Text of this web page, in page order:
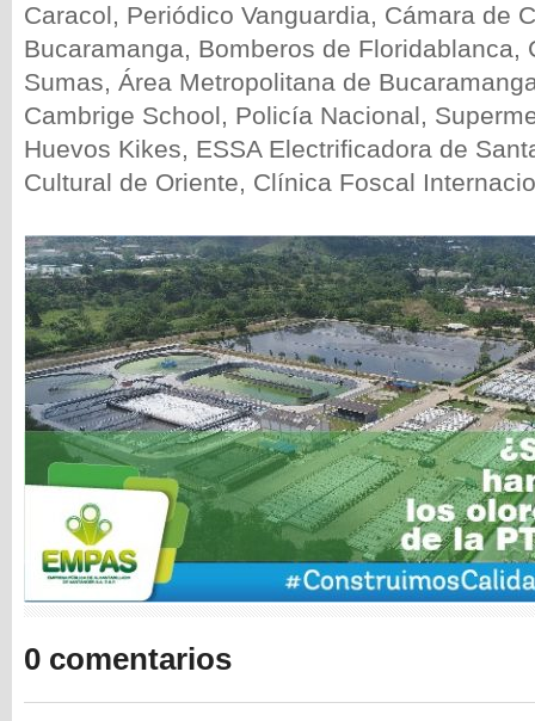
Caracol, Periódico Vanguardia, Cámara de
Bucaramanga, Bomberos de Floridablanca,
Sumas, Área Metropolitana de
Cambrige School, Policía Nacional,
Huevos Kikes, ESSA Electrificadora de
Cultural de Oriente, Clínica Foscal
0 comentarios